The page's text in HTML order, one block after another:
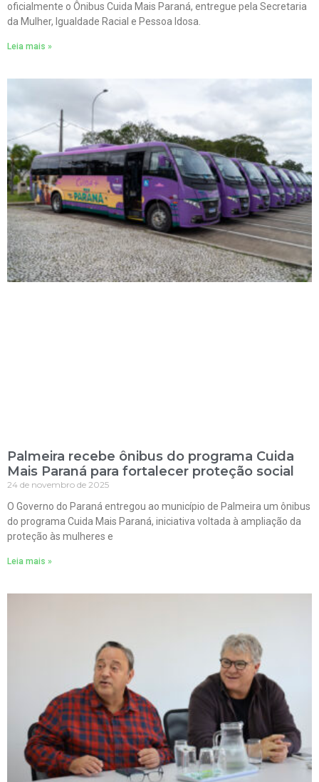
oficialmente o Ônibus Cuida Mais Paraná, entregue pela Secretaria
da Mulher, Igualdade Racial e Pessoa Idosa.
Leia mais »
Palmeira recebe ônibus do programa Cuida
Mais Paraná para fortalecer proteção social
24 de novembro de 2025
O Governo do Paraná entregou ao município de Palmeira um ônibus
do programa Cuida Mais Paraná, iniciativa voltada à ampliação da
proteção às mulheres e
Leia mais »